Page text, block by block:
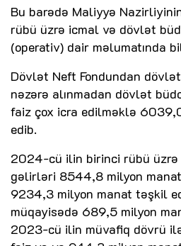
Bu barədə Maliyyə
rübü üzrə icmal və dövlət
(operativ) dair məlumatında
Dövlət Neft Fondundan
nəzərə alınmadan dövlət
faiz çox icra edilməklə
edib.
2024-cü ilin birinci rübü
gəlirləri 8544,8 milyon manat
9234,3 milyon manat təşkil
müqayisədə 689,5 milyon
2023-cü ilin müvafiq dövrü